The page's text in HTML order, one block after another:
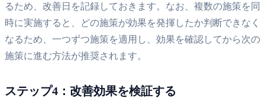
るため、改善日を記録しておきます。なお、複数の施策を同
時に実施すると、どの施策が効果を発揮したか判断できなく
なるため、一つずつ施策を適用し、効果を確認してから次の
施策に進む方法が推奨されます。
ステップ4：改善効果を検証する